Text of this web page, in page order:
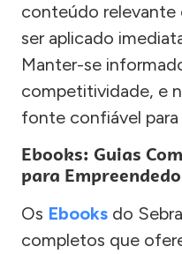
conteúdo relevante
ser aplicado
Manter-se
competitividade, e
fonte confiável para
Ebooks: Guias
para
Os Ebooks do
completos que